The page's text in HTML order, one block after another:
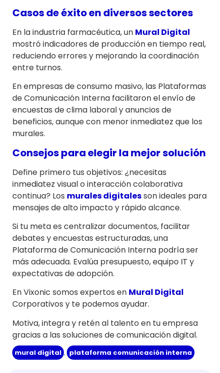
Casos de éxito en diversos sectores
En la industria farmacéutica, un Mural Digital
mostró indicadores de producción en tiempo real,
reduciendo errores y mejorando la coordinación
entre turnos.
En empresas de consumo masivo, las Plataformas
de Comunicación Interna facilitaron el envío de
encuestas de clima laboral y anuncios de
beneficios, aunque con menor inmediatez que los
murales.
Consejos para elegir la mejor solución
Define primero tus objetivos: ¿necesitas
inmediatez visual o interacción colaborativa
continua? Los murales digitalesson ideales para
mensajes de alto impacto y rápido alcance.
Si tu meta es centralizar documentos, facilitar
debates y encuestas estructuradas, una
Plataforma de Comunicación Interna podría ser
más adecuada. Evalúa presupuesto, equipo IT y
expectativas de adopción.
En Vixonic somos expertos en Mural Digital
Corporativos y te podemos ayudar.
Motiva, integra y retén al talento en tu empresa
gracias a las soluciones de comunicación digital.
mural digital , plataforma comunicación interna